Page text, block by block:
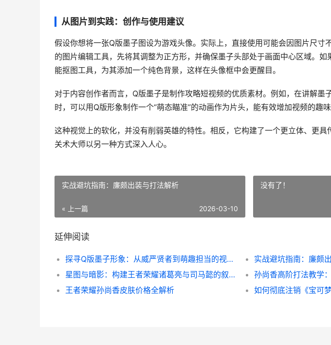
从图片到实践：创作与使用建议
假设你想将一张Q版墨子图设为游戏头像。实际上，直接使用可能会因图片尺寸
的图片编辑工具，先将其调整为正方形，并确保墨子头部处于画面中心区域。
能抠图工具，为其添加一个纯色背景，这样在头像框中会更醒目。
对于内容创作者而言，Q版墨子是制作攻略短视频的优质素材。例如，在讲解墨
时，可以用Q版形象制作一个“萌态瞄准”的动画作为片头，能有效增加视频的趣味
这种视觉上的软化，并没有削弱英雄的特性。相反，它构建了一个更立体、更
关术大师以另一种方式深入人心。
实战避坑指南：廉颇出装与打法解析
« 上一篇 2026-03-10
没有了！
延伸阅读
探寻Q版墨子形象：从威严贤者到萌趣担当的视觉转换
实战避坑指南：廉颇
星图与暗影：构建王者荣耀诸葛亮与司马懿的叙事张力
孙尚香高阶打法教学
王者荣耀孙尚香皮肤价格全解析